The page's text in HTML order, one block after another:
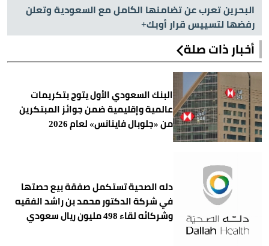
البحرين تعرب عن تضامنها الكامل مع السعودية وتعلن
رفضها لتسييس قرار أوبك+
أخبار ذات صلة
البنك السعودي الأول يتوج بتكريمات
عالمية وإقليمية ضمن جوائز المبتكرين
من «جلوبال فاينانس» لعام 2026
دله الصحية تستكمل صفقة بيع حصتها
في شركة الدكتور محمد بن راشد الفقيه
وشركائه لقاء 498 مليون ريال سعودي